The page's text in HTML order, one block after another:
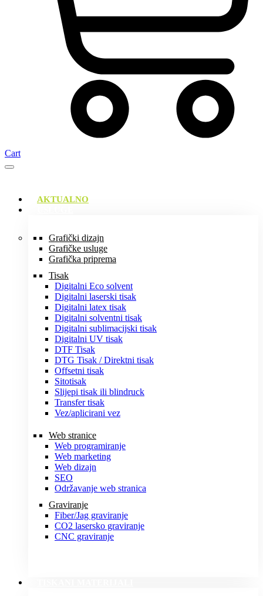
Cart
AKTUALNO
Grafički dizajn
Grafičke usluge
Grafička priprema
Tisak
Digitalni Eco solvent
Digitalni laserski tisak
Digitalni latex tisak
Digitalni solventni tisak
Digitalni sublimacijski tisak
Digitalni UV tisak
DTF Tisak
DTG Tisak / Direktni tisak
Offsetni tisak
Sitotisak
Slijepi tisak ili blindruck
Transfer tisak
Vez/aplicirani vez
Web stranice
Web programiranje
Web marketing
Web dizajn
SEO
Održavanje web stranica
Graviranje
Fiber/Jag graviranje
CO2 lasersko graviranje
CNC graviranje